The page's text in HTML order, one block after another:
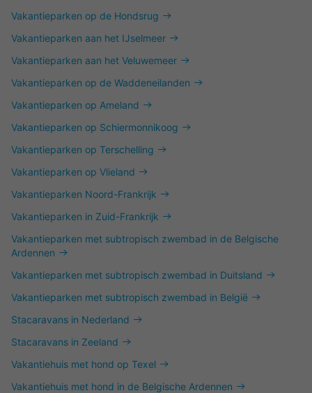
Vakantieparken op de Hondsrug
Vakantieparken aan het IJselmeer
Vakantieparken aan het Veluwemeer
Vakantieparken op de Waddeneilanden
Vakantieparken op Ameland
Vakantieparken op Schiermonnikoog
Vakantieparken op Terschelling
Vakantieparken op Vlieland
Vakantieparken Noord-Frankrijk
Vakantieparken in Zuid-Frankrijk
Vakantieparken met subtropisch zwembad in de Belgische
Ardennen
Vakantieparken met subtropisch zwembad in Duitsland
Vakantieparken met subtropisch zwembad in België
Stacaravans in Nederland
Stacaravans in Zeeland
Vakantiehuis met hond op Texel
Vakantiehuis met hond in de Belgische Ardennen